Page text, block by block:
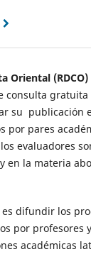
Oriental (RDCO)
consulta
su publicación
por pares
evaluadores
en la materia
difundir los
por profesores
académicas